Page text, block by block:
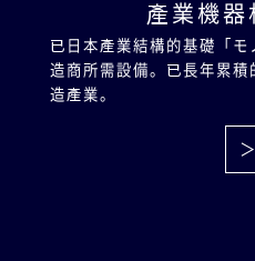
產業機器
已日本產業結構的基礎「
造商所需設備。已長年累積
造產業。
＞